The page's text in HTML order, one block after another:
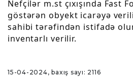
Nefçilər m.st çıxışında Fast
göstərən obyekt icarəyə
sahibi tərəfindən istifadə
inventarlı verilir.
15-04-2024, baxış sayı: 2116